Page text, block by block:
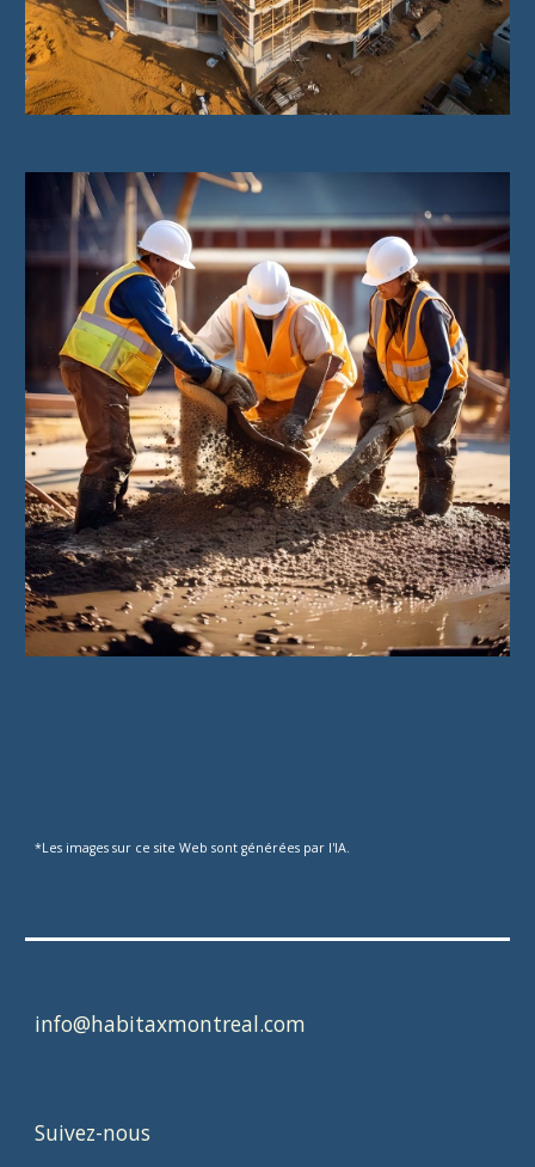
*Les images sur ce site Web sont générées par l'IA.
info@habitaxmontreal.com
Suivez-nous